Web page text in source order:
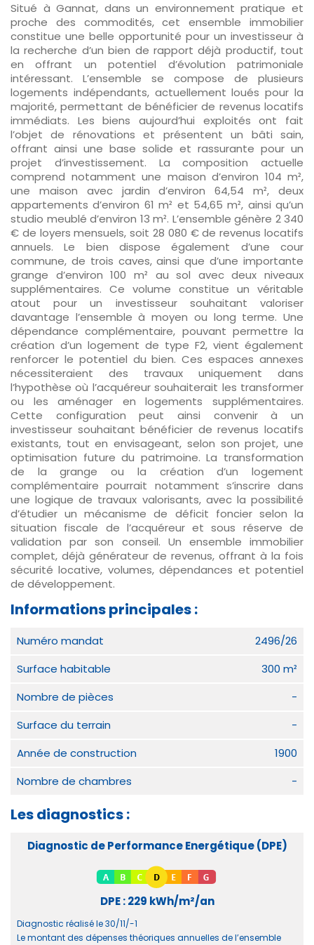
Situé à Gannat, dans un environnement pratique et
proche des commodités, cet ensemble immobilier
constitue une belle opportunité pour un investisseur à
la recherche d’un bien de rapport déjà productif, tout
en offrant un potentiel d’évolution patrimoniale
intéressant. L’ensemble se compose de plusieurs
logements indépendants, actuellement loués pour la
majorité, permettant de bénéficier de revenus locatifs
immédiats. Les biens aujourd’hui exploités ont fait
l’objet de rénovations et présentent un bâti sain,
offrant ainsi une base solide et rassurante pour un
projet d’investissement. La composition actuelle
comprend notamment une maison d’environ 104 m²,
une maison avec jardin d’environ 64,54 m², deux
appartements d’environ 61 m² et 54,65 m², ainsi qu’un
studio meublé d’environ 13 m². L’ensemble génère 2 340
€ de loyers mensuels, soit 28 080 € de revenus locatifs
annuels. Le bien dispose également d’une cour
commune, de trois caves, ainsi que d’une importante
grange d’environ 100 m² au sol avec deux niveaux
supplémentaires. Ce volume constitue un véritable
atout pour un investisseur souhaitant valoriser
davantage l’ensemble à moyen ou long terme. Une
dépendance complémentaire, pouvant permettre la
création d’un logement de type F2, vient également
renforcer le potentiel du bien. Ces espaces annexes
nécessiteraient des travaux uniquement dans
l’hypothèse où l’acquéreur souhaiterait les transformer
ou les aménager en logements supplémentaires.
Cette configuration peut ainsi convenir à un
investisseur souhaitant bénéficier de revenus locatifs
existants, tout en envisageant, selon son projet, une
optimisation future du patrimoine. La transformation
de la grange ou la création d’un logement
complémentaire pourrait notamment s’inscrire dans
une logique de travaux valorisants, avec la possibilité
d’étudier un mécanisme de déficit foncier selon la
situation fiscale de l’acquéreur et sous réserve de
validation par son conseil. Un ensemble immobilier
complet, déjà générateur de revenus, offrant à la fois
sécurité locative, volumes, dépendances et potentiel
de développement.
Informations principales :
Numéro mandat
2496/26
Surface habitable
300 m²
Nombre de pièces
-
Surface du terrain
-
Année de construction
1900
Nombre de chambres
-
Les diagnostics :
Diagnostic de Performance Energétique (DPE)
DPE : 229 kWh/m²/an
Diagnostic réalisé le 30/11/-1
Le montant des dépenses théoriques annuelles de l’ensemble